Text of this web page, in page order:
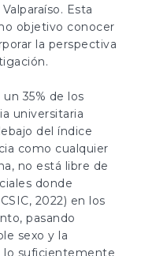
Esta
objetivo conocer
la perspectiva
35% de los
universitaria
del índice
como cualquier
no está libre de
donde
2022) en los
pasando
sexo y la
lo suficientemente